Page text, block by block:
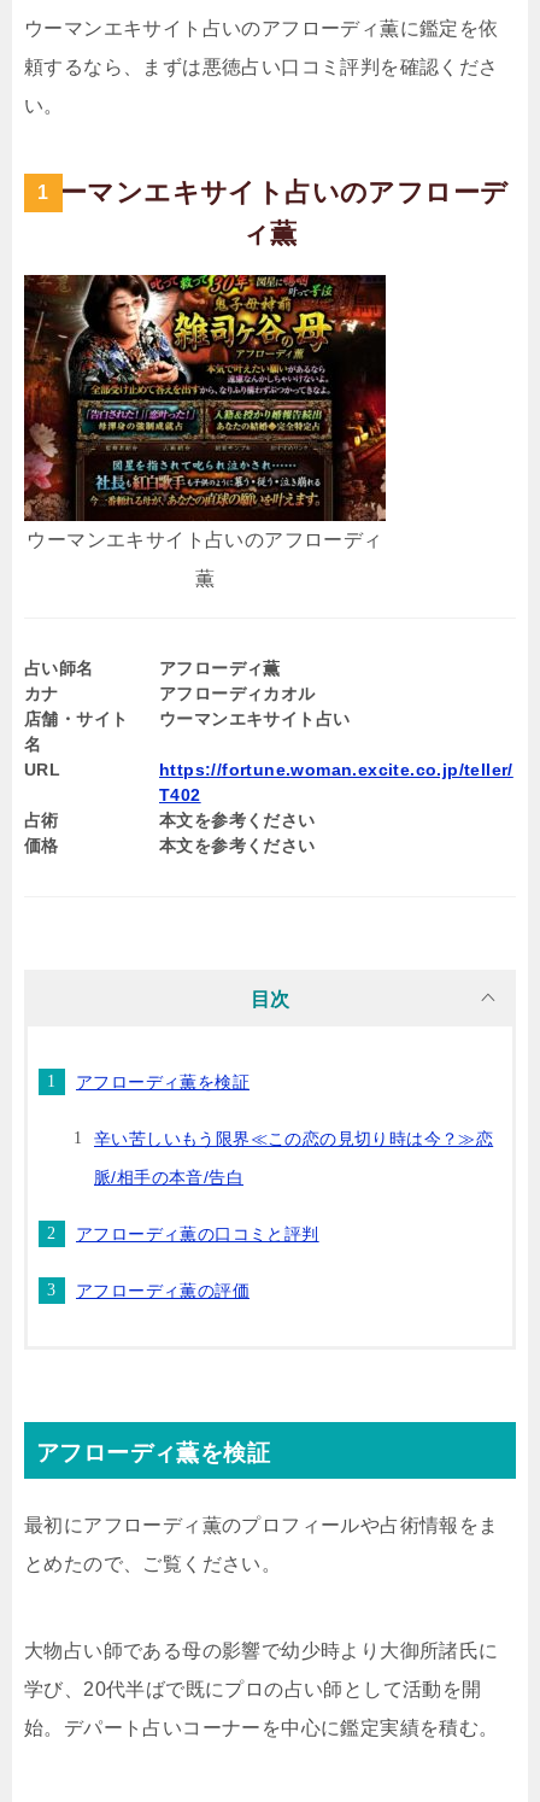
ウーマンエキサイト占いのアフローディ薫に鑑定を依
頼するなら、まずは悪徳占い口コミ評判を確認くださ
い。
ウーマンエキサイト占いのアフローデ
ィ薫
ウーマンエキサイト占いのアフローディ
薫
占い師名
アフローディ薫
カナ
アフローディカオル
店舗・サイト
名
ウーマンエキサイト占い
URL
https://fortune.woman.excite.co.jp/teller/
T402
占術
本文を参考ください
価格
本文を参考ください
目次
アフローディ薫を検証
辛い苦しいもう限界≪この恋の見切り時は今？≫恋
脈/相手の本音/告白
アフローディ薫の口コミと評判
アフローディ薫の評価
アフローディ薫を検証
最初にアフローディ薫のプロフィールや占術情報をま
とめたので、ご覧ください。
大物占い師である母の影響で幼少時より大御所諸氏に
学び、20代半ばで既にプロの占い師として活動を開
始。デパート占いコーナーを中心に鑑定実績を積む。